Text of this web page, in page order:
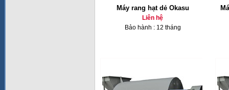
Máy rang hạt dẻ Okasu
Liên hệ
Bảo hành : 12 tháng